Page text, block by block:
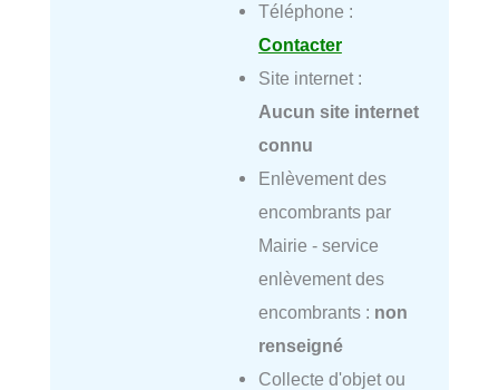
Téléphone :
Contacter
Site internet :
Aucun site internet
connu
Enlèvement des
encombrants par
Mairie - service
enlèvement des
encombrants : non
renseigné
Collecte d'objet ou